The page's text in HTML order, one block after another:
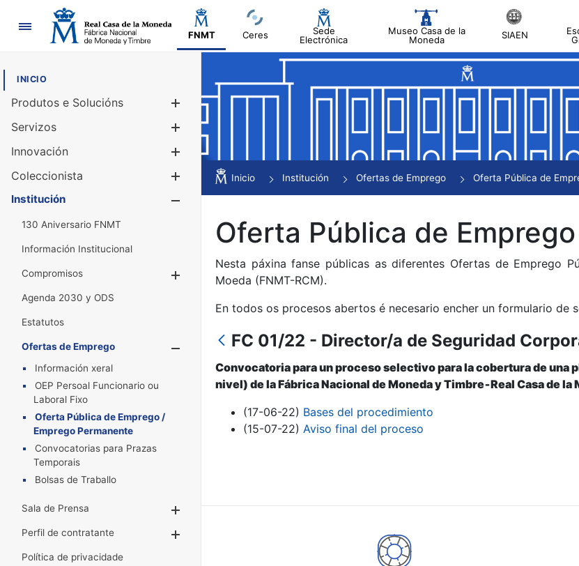
Navegación
FNMT Ceres
Sede
Electrónica
Museo Casa de la
Moneda
SIAEN
INICIO
Produtos e Solucións
Mostrar/Ocultar
Servizos
Innovación
Coleccionista
Mostrar/Ocultar
Institución
130 Aniversario FNMT
Información Institucional
Compromisos
Mostrar/Ocultar
Agenda 2030 y ODS
Estatutos
Ofertas de Emprego
Mostrar/Ocultar
Información xeral
OEP Persoal Funcionario ou
Laboral Fixo
Oferta Pública de Emprego /
Emprego Permanente
Convocatorias para Prazas
Temporais
Bolsas de Traballo
Sala de Prensa
Perfil de contratante
Política de privacidade
Inicio Institución Ofertas de Emprego
Oferta Pública de
Nesta páxina fanse públicas as diferentes Ofertas de Emprego
Moeda (FNMT-RCM).
En todos os procesos abertos é necesario encher un formulario de
FC 01/22 - Director/a de Seguridad
Convocatoria para un proceso selectivo para la cobertura de
nivel) de la Fábrica Nacional de Moneda y Timbre‐Real Casa de la
(17-06-22) Bases del procedimiento
(15-07-22) Aviso final del proceso